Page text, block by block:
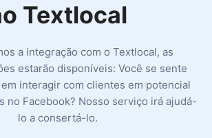
Textlocal
a integração com o Textlocal, as
estarão disponíveis: Você se sente
interagir com clientes em potencial
no Facebook? Nosso serviço irá ajudá-
lo a consertá-lo.